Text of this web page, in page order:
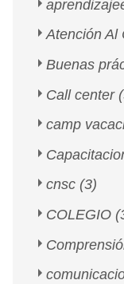
Atención Al
Buenas
Call center
camp
cnsc (3)
COLEGIO